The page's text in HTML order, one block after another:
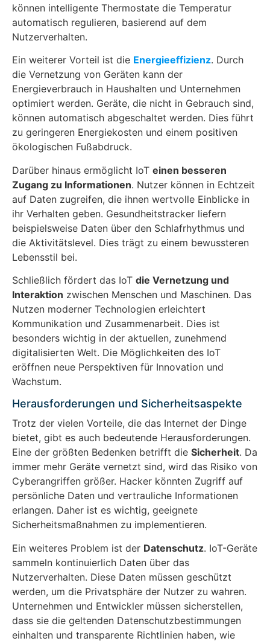
können intelligente Thermostate die Temperatur
automatisch regulieren, basierend auf dem
Nutzerverhalten.
Ein weiterer Vorteil ist die Energieeffizienz. Durch
die Vernetzung von Geräten kann der
Energieverbrauch in Haushalten und Unternehmen
optimiert werden. Geräte, die nicht in Gebrauch sind,
können automatisch abgeschaltet werden. Dies führt
zu geringeren Energiekosten und einem positiven
ökologischen Fußabdruck.
Darüber hinaus ermöglicht IoT einen besseren
Zugang zu Informationen. Nutzer können in Echtzeit
auf Daten zugreifen, die ihnen wertvolle Einblicke in
ihr Verhalten geben. Gesundheitstracker liefern
beispielsweise Daten über den Schlafrhythmus und
die Aktivitätslevel. Dies trägt zu einem bewussteren
Lebensstil bei.
Schließlich fördert das IoT die Vernetzung und
Interaktion zwischen Menschen und Maschinen. Das
Nutzen moderner Technologien erleichtert
Kommunikation und Zusammenarbeit. Dies ist
besonders wichtig in der aktuellen, zunehmend
digitalisierten Welt. Die Möglichkeiten des IoT
eröffnen neue Perspektiven für Innovation und
Wachstum.
Herausforderungen und Sicherheitsaspekte
Trotz der vielen Vorteile, die das Internet der Dinge
bietet, gibt es auch bedeutende Herausforderungen.
Eine der größten Bedenken betrifft die Sicherheit. Da
immer mehr Geräte vernetzt sind, wird das Risiko von
Cyberangriffen größer. Hacker könnten Zugriff auf
persönliche Daten und vertrauliche Informationen
erlangen. Daher ist es wichtig, geeignete
Sicherheitsmaßnahmen zu implementieren.
Ein weiteres Problem ist der Datenschutz. IoT-Geräte
sammeln kontinuierlich Daten über das
Nutzerverhalten. Diese Daten müssen geschützt
werden, um die Privatsphäre der Nutzer zu wahren.
Unternehmen und Entwickler müssen sicherstellen,
dass sie die geltenden Datenschutzbestimmungen
einhalten und transparente Richtlinien haben, wie